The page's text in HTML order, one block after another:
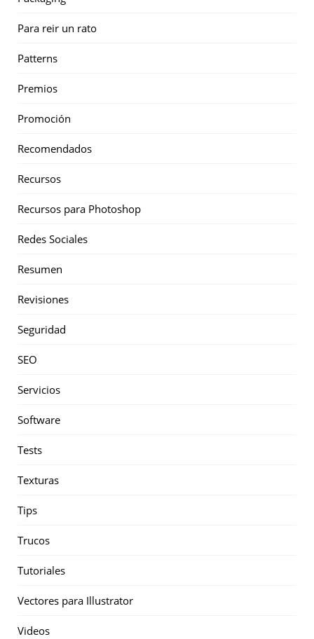
Para reir un rato
Patterns
Premios
Promoción
Recomendados
Recursos
Recursos para Photoshop
Redes Sociales
Resumen
Revisiones
Seguridad
SEO
Servicios
Software
Tests
Texturas
Tips
Trucos
Tutoriales
Vectores para Illustrator
Videos